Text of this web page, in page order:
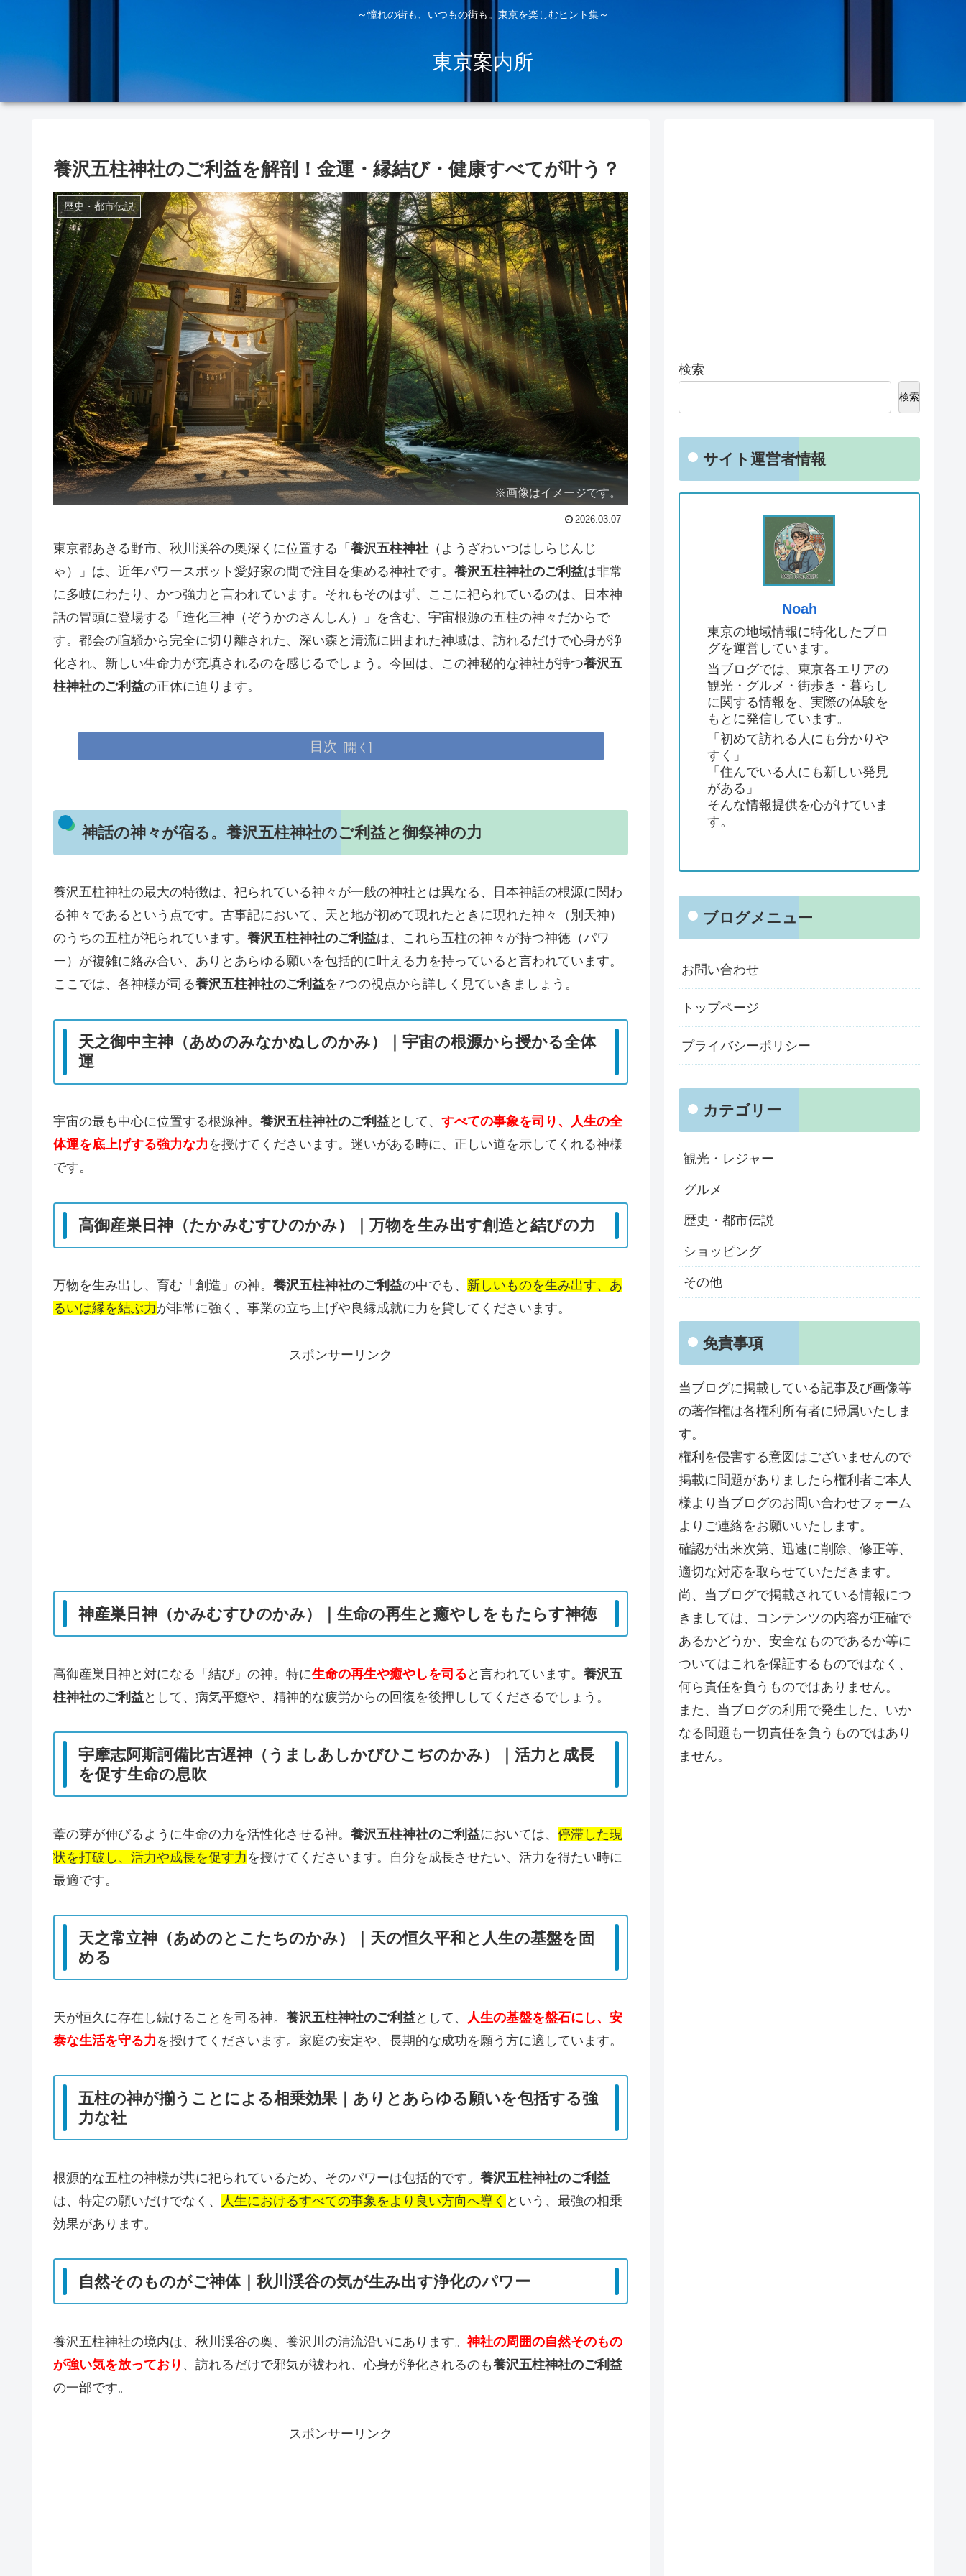
～憧れの街も、いつもの街も。東京を楽しむヒント集～
東京案内所
養沢五柱神社のご利益を解剖！金運・縁結び・健康すべてが叶う？
歴史・都市伝説
※画像はイメージです。
2026.03.07
東京都あきる野市、秋川渓谷の奥深くに位置する「 養沢五柱神社 （ようざわいつはしらじんじ
ゃ）」は、近年パワースポット愛好家の間で注目を集める神社です。 養沢五柱神社のご利益は非常
に多岐にわたり、かつ強力と言われています。それもそのはず、ここに祀られているのは、日本神
話の冒頭に登場する「造化三神（ぞうかのさんしん）」を含む、宇宙根源の五柱の神々だからで
す。都会の喧騒から完全に切り離された、深い森と清流に囲まれた神域は、訪れるだけで心身が浄
化され、新しい生命力が充填されるのを感じるでしょう。今回は、この神秘的な神社が持つ養沢五
柱神社のご利益の正体に迫ります。
目次
神話の神々が宿る。養沢五柱神社のご利益と御祭神の力
養沢五柱神社の最大の特徴は、祀られている神々が一般の神社とは異なる、日本神話の根源に関わ
る神々であるという点です。古事記において、天と地が初めて現れたときに現れた神々（別天神）
のうちの五柱が祀られています。 養沢五柱神社のご利益は、これら五柱の神々が持つ神徳（パワ
ー）が複雑に絡み合い、ありとあらゆる願いを包括的に叶える力を持っていると言われています。
ここでは、各神様が司る養沢五柱神社のご利益を7つの視点から詳しく見ていきましょう。
天之御中主神（あめのみなかぬしのかみ）｜宇宙の根源から授かる全体
運
宇宙の最も中心に位置する根源神。 養沢五柱神社のご利益として、 すべての事象を司り、人生の全
体運を底上げする強力な力 を授けてくださいます。迷いがある時に、正しい道を示してくれる神様
です。
高御産巣日神（たかみむすひのかみ）｜万物を生み出す創造と結びの力
万物を生み出し、育む「創造」の神。 養沢五柱神社のご利益の中でも、 新しいものを生み出す、あ
るいは縁を結ぶ力が非常に強く、事業の立ち上げや良縁成就に力を貸してくださいます。
スポンサーリンク
神産巣日神（かみむすひのかみ）｜生命の再生と癒やしをもたらす神徳
高御産巣日神と対になる「結び」の神。特に生命の再生や癒やしを司る と言われています。 養沢五
柱神社のご利益として、病気平癒や、精神的な疲労からの回復を後押ししてくださるでしょう。
宇摩志阿斯訶備比古遅神（うましあしかびひこぢのかみ）｜活力と成長
を促す生命の息吹
葦の芽が伸びるように生命の力を活性化させる神。 養沢五柱神社のご利益においては、 停滞した現
状を打破し、活力や成長を促す力 を授けてくださいます。自分を成長させたい、活力を得たい時に
最適です。
天之常立神（あめのとこたちのかみ）｜天の恒久平和と人生の基盤を固
める
天が恒久に存在し続けることを司る神。 養沢五柱神社のご利益として、
人生の基盤を盤石にし、安
泰な生活を守る力 を授けてくださいます。家庭の安定や、長期的な成功を願う方に適しています。
五柱の神が揃うことによる相乗効果｜ありとあらゆる願いを包括する強
力な社
根源的な五柱の神様が共に祀られているため、そのパワーは包括的です。 養沢五柱神社のご利益
は、特定の願いだけでなく、
人生におけるすべての事象をより良い方向へ導く という、最強の相乗
効果があります。
自然そのものがご神体｜秋川渓谷の気が生み出す浄化のパワー
養沢五柱神社の境内は、秋川渓谷の奥、養沢川の清流沿いにあります。 神社の周囲の自然そのもの
が強い気を放っており 、訪れるだけで邪気が祓われ、心身が浄化されるのも養沢五柱神社のご利益
の一部です。
スポンサーリンク
検索
検索
サイト運営者情報
Noah
東京の地域情報に特化したブロ
グを運営しています。
当ブログでは、東京各エリアの
観光・グルメ・街歩き・暮らし
に関する情報を、実際の体験を
もとに発信しています。
「初めて訪れる人にも分かりや
すく」
「住んでいる人にも新しい発見
がある」
そんな情報提供を心がけていま
す。
ブログメニュー
お問い合わせ
トップページ
プライバシーポリシー
カテゴリー
観光・レジャー
グルメ
歴史・都市伝説
ショッピング
その他
免責事項
当ブログに掲載している記事及び画像等
の著作権は各権利所有者に帰属いたしま
す。
権利を侵害する意図はございませんので
掲載に問題がありましたら権利者ご本人
様より当ブログのお問い合わせフォーム
よりご連絡をお願いいたします。
確認が出来次第、迅速に削除、修正等、
適切な対応を取らせていただきます。
尚、当ブログで掲載されている情報につ
きましては、コンテンツの内容が正確で
あるかどうか、安全なものであるか等に
ついてはこれを保証するものではなく、
何ら責任を負うものではありません。
また、当ブログの利用で発生した、いか
なる問題も一切責任を負うものではあり
ません。